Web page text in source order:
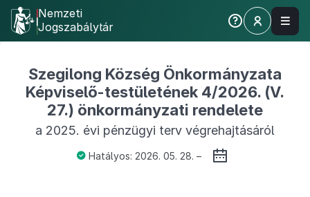
Nemzeti
Jogszabálytár
Szegilong Község Önkormányzata
Képviselő-testületének 4/2026. (V.
27.) önkormányzati rendelete
a 2025. évi pénzügyi terv végrehajtásáról
Hatályos: 2026. 05. 28. –